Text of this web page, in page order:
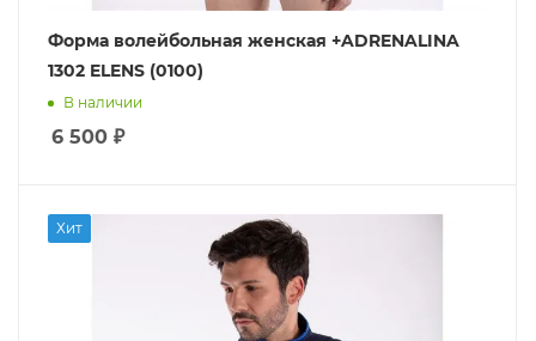
Форма волейбольная женская +ADRENALINA
1302 ELENS (0100)
В наличии
6 500 ₽
Хит